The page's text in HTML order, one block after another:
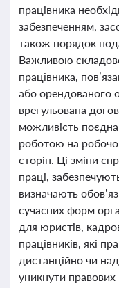
працівника
забезпеченням,
також порядок
Важливою
працівника,
або орендованого
врегульована
можливість
роботою на
сторін. Ці зміни
праці,
визначають
сучасних форм
для юристів,
працівників, які
дистанційно чи
уникнути правових